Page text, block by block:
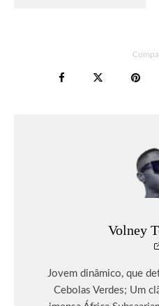
Volney
Jovem dinâmico, que
Cebolas Verdes; Um